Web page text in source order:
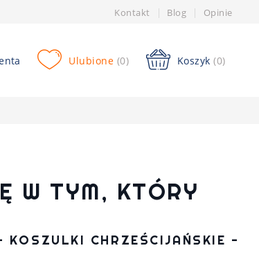
Kontakt Blog Opinie
Ulubione (0) Koszyk(0)
W TYM, KTÓRY
KOSZULKI CHRZEŚCIJAŃSKIE -